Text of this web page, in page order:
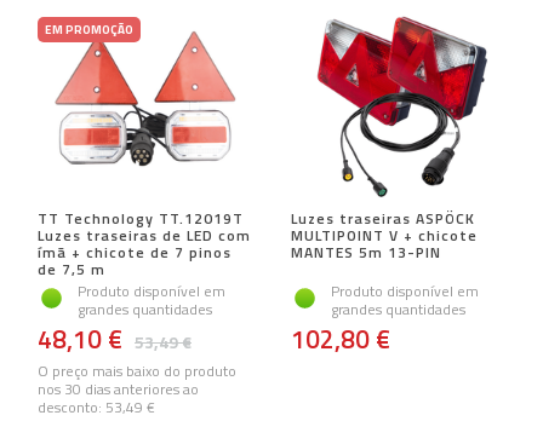
EM PROMOÇÃO
TT Technology TT.12019T
Luzes traseiras de LED com
ímã + chicote de 7 pinos
de 7,5 m
Produto disponível em
grandes quantidades
53,49 €
48,10 €
O preço mais baixo do produto
nos 30 dias anteriores ao
desconto: 53,49 €
Luzes traseiras ASPÖCK
MULTIPOINT V + chicote
MANTES 5m 13-PIN
Produto disponível em
grandes quantidades
102,80 €